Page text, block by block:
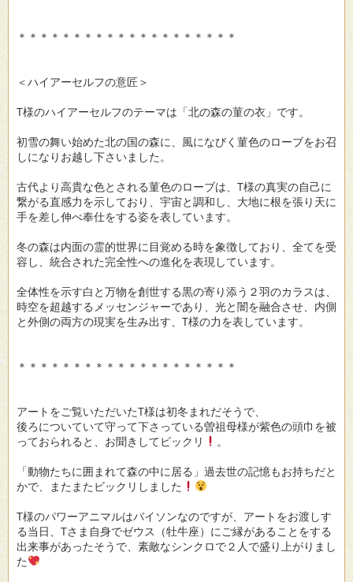
＊＊＊＊＊＊＊＊＊＊＊＊＊＊＊＊＊＊＊＊
＜ハイアーセルフの意匠＞
T様のハイアーセルフのテーマは「北の森の菫の衣」です。
初雪の舞い始めた北の国の森に、風になびく菫色のローブをお召
しになりお越し下さいました。
古代より高貴な色とされる菫色のローブは、T様の真実の自己に
繋がる直感力を示しており、宇宙と調和し、大地に根を張り天に
手を差し伸べ奉仕をする姿を表しています。
冬の森は内面の霊的世界に目覚める時を象徴しており、全てを受
容し、統合された完全性への進化を表現しています。
全体性を示す白と万物を創世する黒の寄り添う２羽のカラスは、
時空を超越するメッセンジャーであり、光と闇を融合させ、内側
と外側の両方の現実を生み出す、T様の力を表しています。
＊＊＊＊＊＊＊＊＊＊＊＊＊＊＊＊＊＊＊＊
アートをご覧いただいたT様は初冬まれだそうで、
後ろについていて守って下さっている曽祖母様が紫色の頭巾を被
っておられると、お聞きしてビックリ
。
「動物たちに囲まれて森の中に居る」過去世の記憶もお持ちだと
かで、またまたビックリしました
T様のパワーアニマルはバイソンなのですが、アートをお渡しす
る当日、Tさま自身でゼウス（牡牛座）にご縁があることをする
出来事があったそうで、素敵なシンクロで２人で盛り上がりまし
た